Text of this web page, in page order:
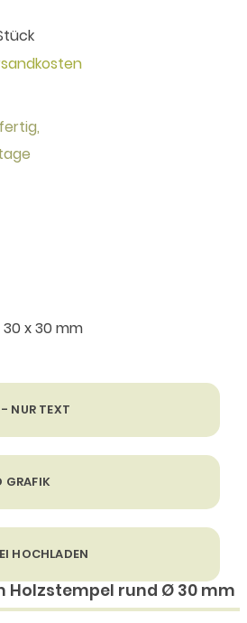
x 30 mm
NUR TEXT
GRAFIK
HOCHLADEN
Holzstempel rund Ø 30 mm